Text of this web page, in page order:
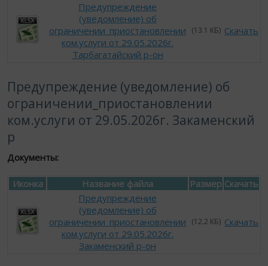
Предупреждение
(уведомление) об
ограничении_приостановлении
ком.услуги от 29.05.2026г.
Тарбагатайский р-он
(13.1 КБ) Скачать
Предупреждение (уведомление) об
ограничении_приостановлении
ком.услуги от 29.05.2026г. Закаменский
р
Документы:
Иконка Название файла Размер Скачать
Предупреждение
(уведомление) об
ограничении_приостановлении
ком.услуги от 29.05.2026г.
Закаменский р-он
(12.2 КБ) Скачать